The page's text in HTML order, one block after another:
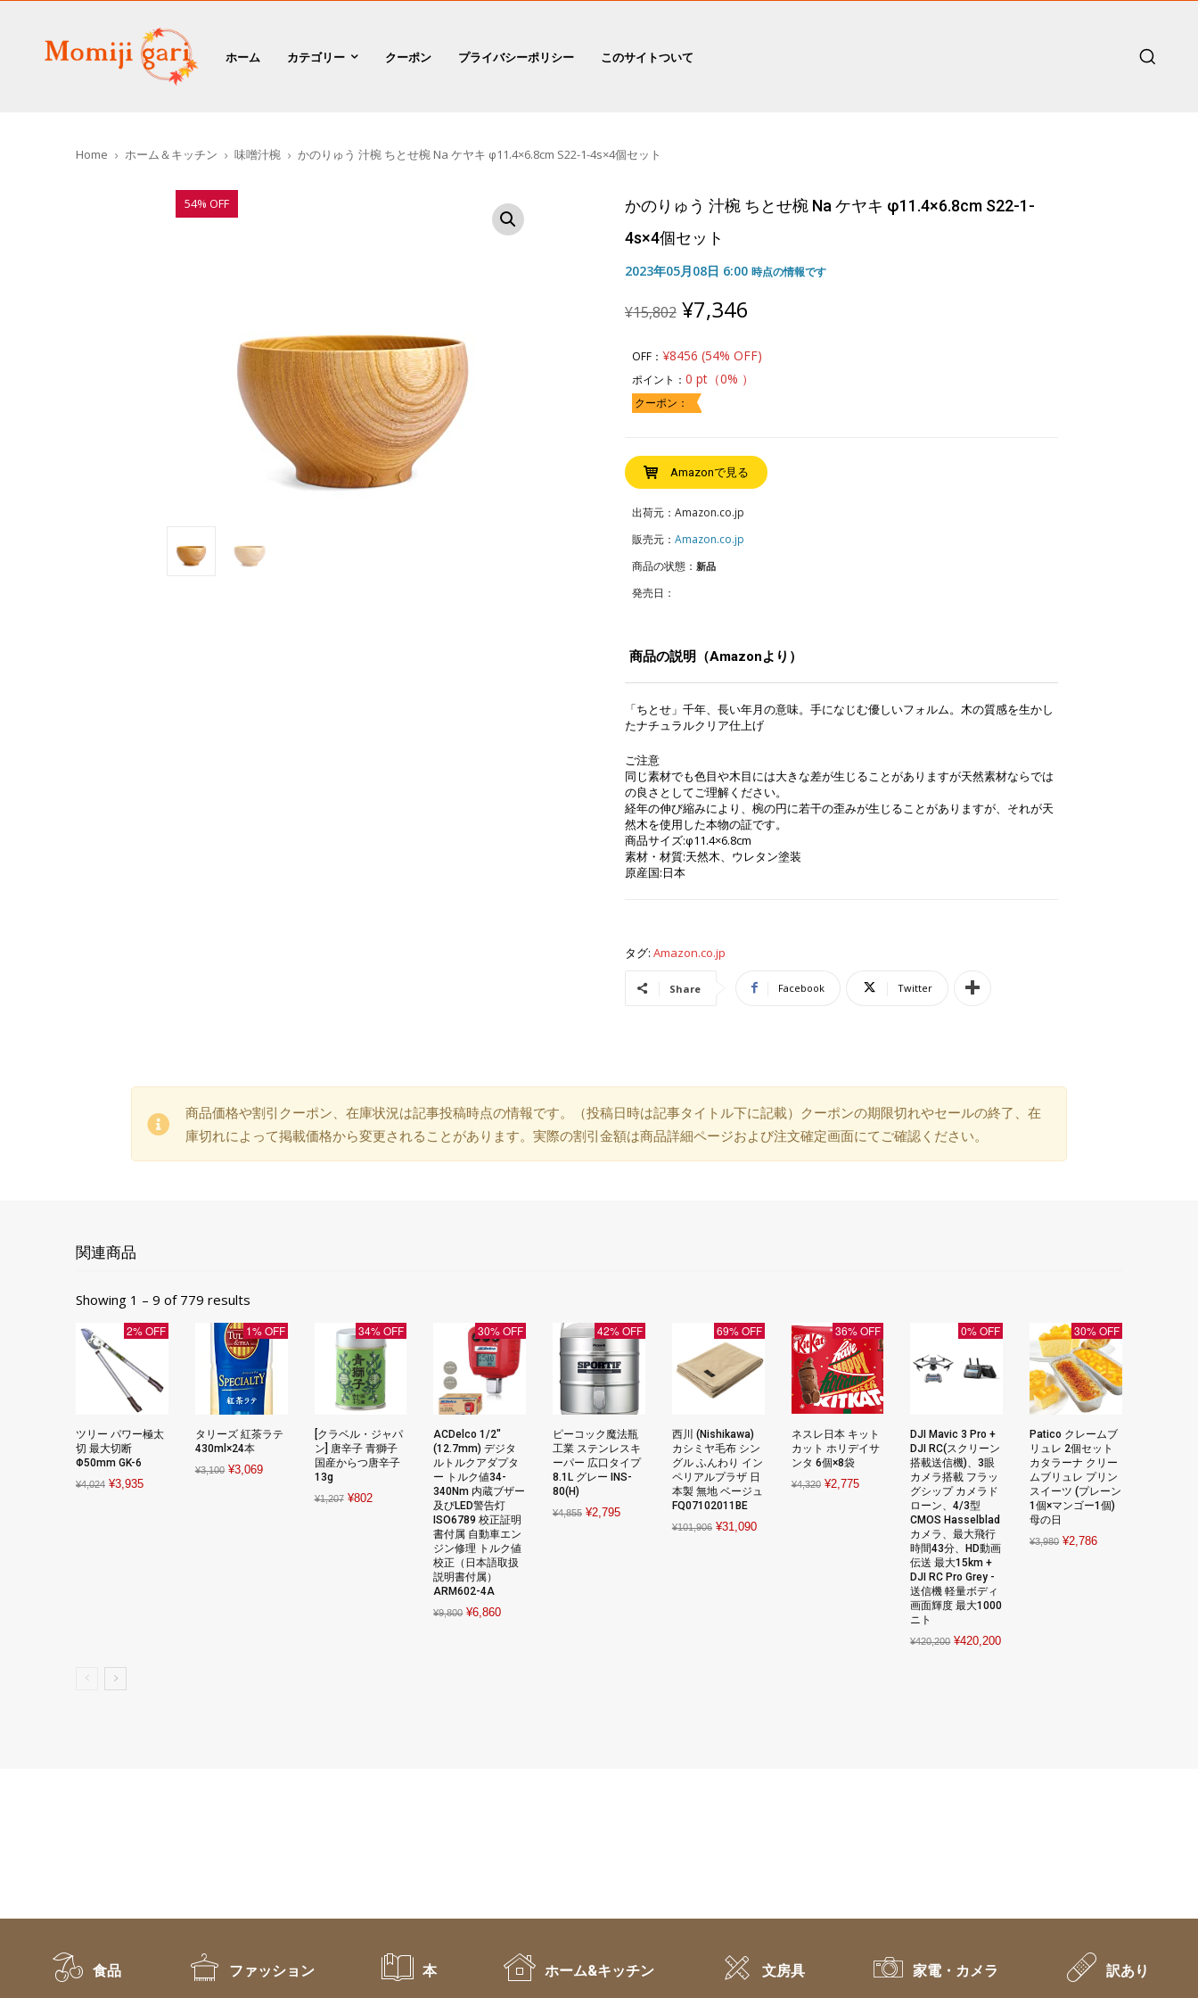
ホーム カテゴリー クーポン プライバシーポリシー このサイトついて
Home ホーム＆キッチン 味噌汁椀 かのりゅう 汁椀 ちとせ椀 Na ケヤキ φ11.4×6.8cm S22-1-4s×4個セット
54% OFF
かのりゅう 汁椀 ちとせ椀 Na ケヤキ φ11.4×6.8cm S22-1-
4s×4個セット
2023年05月08日 6:00 時点の情報です
¥15,802 Original
price
was:
¥15,802.
¥7,346
is:
¥7,346.
OFF： ¥8456 (54% OFF)
ポイント： 0 pt（0% ）
クーポン：
Amazonで見る
出荷元：Amazon.co.jp
販売元： Amazon.co.jp
商品の状態： 新品
発売日：
商品の説明（Amazonより）
「ちとせ」千年、長い年月の意味。手になじむ優しいフォルム。木の質感を生かし
たナチュラルクリア仕上げ
ご注意
同じ素材でも色目や木目には大きな差が生じることがありますが天然素材ならでは
の良さとしてご理解ください。
経年の伸び縮みにより、椀の円に若干の歪みが生じることがありますが、それが天
然木を使用した本物の証です。
商品サイズ:φ11.4×6.8cm
素材・材質:天然木、ウレタン塗装
原産国:日本
タグ: Amazon.co.jp
Share Facebook Twitter
商品価格や割引クーポン、在庫状況は記事投稿時点の情報です。（投稿日時は記事タイトル下に記載）クーポンの期限切れやセールの終了、在
庫切れによって掲載価格から変更されることがあります。実際の割引金額は商品詳細ページおよび注文確定画面にてご確認ください。
関連商品
Showing 1 – 9 of 779 results
2% OFF
ツリー パワー極太
切 最大切断
Φ50mm GK-6
¥4,024 Original
¥3,935Current
1% OFF
タリーズ 紅茶ラテ
430ml×24本
¥3,100 Original
¥3,069Current
34% OFF
[クラベル・ジャパ
ン] 唐辛子 青獅子
国産からつ唐辛子
13g
¥1,207 Original
¥802Current
30% OFF
ACDelco 1/2"
(12.7mm) デジタ
ルトルクアダプタ
ー トルク値34-
340Nm 内蔵ブザー
及びLED警告灯
ISO6789 校正証明
書付属 自動車エン
ジン修理 トルク値
校正（日本語取扱
説明書付属）
ARM602-4A
¥9,800 Original
¥6,860Current
42% OFF
ピーコック魔法瓶
工業 ステンレスキ
ーパー 広口タイプ
8.1L グレー INS-
80(H)
¥4,855 Original
¥2,795Current
69% OFF
西川 (Nishikawa)
カシミヤ毛布 シン
グル ふんわり イン
ペリアルプラザ 日
本製 無地 ベージュ
FQ07102011BE
¥101,906 Original
¥31,090Current
36% OFF
ネスレ日本 キット
カット ホリデイサ
ンタ 6個×8袋
¥4,320 Original
¥2,775Current
0% OFF
DJI Mavic 3 Pro +
DJI RC(スクリーン
搭載送信機)、3眼
カメラ搭載 フラッ
グシップ カメラド
ローン、4/3型
CMOS Hasselblad
カメラ、最大飛行
時間43分、HD動画
伝送 最大15km +
DJI RC Pro Grey -
送信機 軽量ボディ
画面輝度 最大1000
ニト
¥420,200 Original
¥420,200Current
30% OFF
Patico クレームブ
リュレ 2個セット
カタラーナ クリー
ムブリュレ プリン
スイーツ (プレーン
1個×マンゴー1個)
母の日
¥3,980 Original
¥2,786Current
食品 ファッション 本 ホーム&キッチン 文房具 家電・カメラ 訳あり